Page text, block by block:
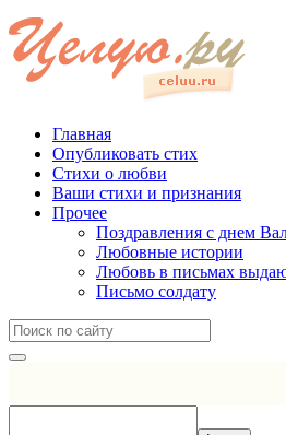
Главная
Опубликовать стих
Стихи о любви
Ваши стихи и признания
Прочее
Поздравления с днем
Любовные истории
Любовь в письмах
Письмо солдату